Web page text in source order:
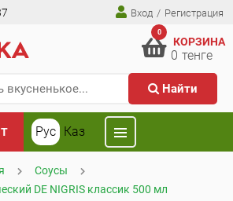
Вход / Регистрация
Найти
0
КОРЗИНА
0 тенге
Рус Каз
Соусы
DE NIGRIS классик 500 мл